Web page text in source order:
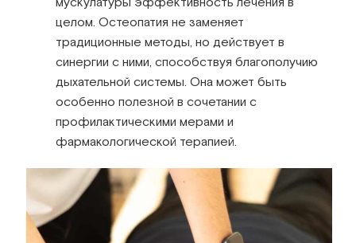
целом. Остеопатия не заменяет
традиционные методы, но действует в
синергии с ними, способствуя благополучию
дыхательной системы. Она может быть
особенно полезной в сочетании с
профилактическими мерами и
фармакологической терапией.